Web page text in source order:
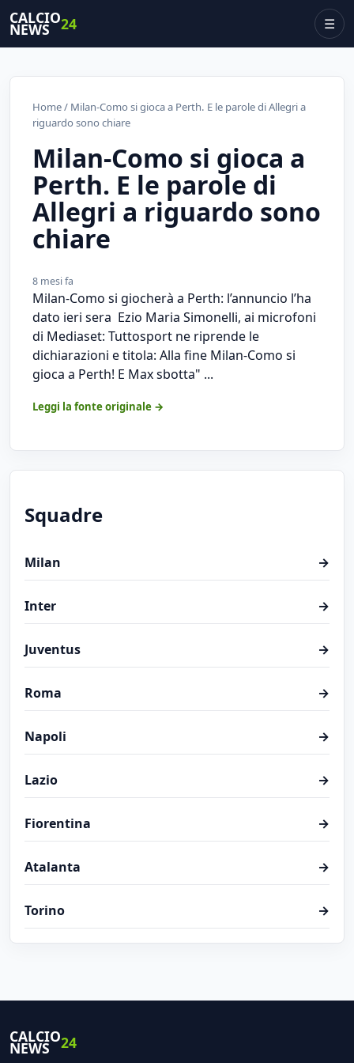
CALCIO
NEWS 24 ☰
Home/ Milan-Como si gioca a Perth. E le parole di Allegri a
riguardo sono chiare
Milan-Como si gioca a
Perth. E le parole di
Allegri a riguardo sono
chiare
8 mesi fa
Milan-Como si giocherà a Perth: l’annuncio l’ha
dato ieri sera Ezio Maria Simonelli, ai microfoni
di Mediaset: Tuttosport ne riprende le
dichiarazioni e titola: Alla fine Milan-Como si
gioca a Perth! E Max sbotta" ...
Leggi la fonte originale →
Squadre
Milan →
Inter →
Juventus →
Roma →
Napoli →
Lazio →
Fiorentina →
Atalanta →
Torino →
CALCIO
NEWS 24